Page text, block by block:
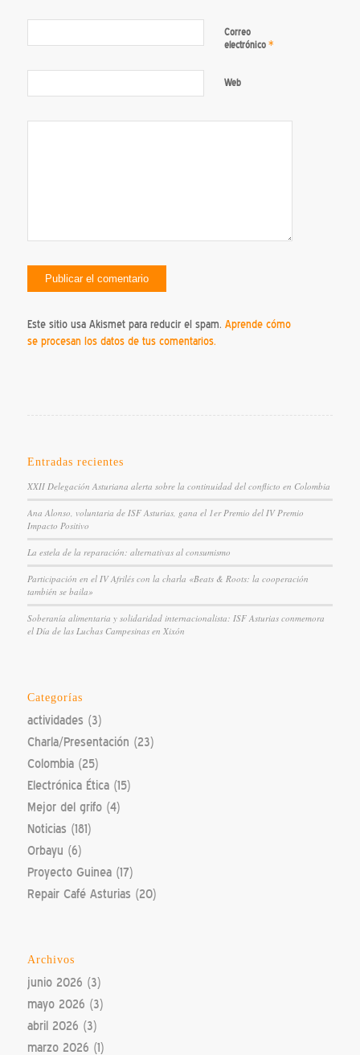
Correo
electrónico *
Web
Este sitio usa Akismet para reducir el spam. Aprende cómo
se procesan los datos de tus comentarios.
Entradas recientes
XXII Delegación Asturiana alerta sobre la continuidad del conflicto en Colombia
Ana Alonso, voluntaria de ISF Asturias, gana el 1er Premio del IV Premio
Impacto Positivo
La estela de la reparación: alternativas al consumismo
Participación en el IV Afrilés con la charla «Beats & Roots: la cooperación
también se baila»
Soberanía alimentaria y solidaridad internacionalista: ISF Asturias conmemora
el Día de las Luchas Campesinas en Xixón
Categorías
actividades (3)
Charla/Presentación (23)
Colombia(25)
Electrónica Ética(15)
Mejor del grifo(4)
Noticias (181)
Orbayu (6)
Proyecto Guinea(17)
Repair Café Asturias (20)
Archivos
junio 2026 (3)
mayo 2026 (3)
abril 2026 (3)
marzo 2026 (1)